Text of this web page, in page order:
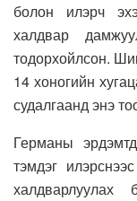
болон илэрч
халдвар
тодорхойлсон.
14 хоногийн
судалгаанд энэ
Германы
тэмдэг